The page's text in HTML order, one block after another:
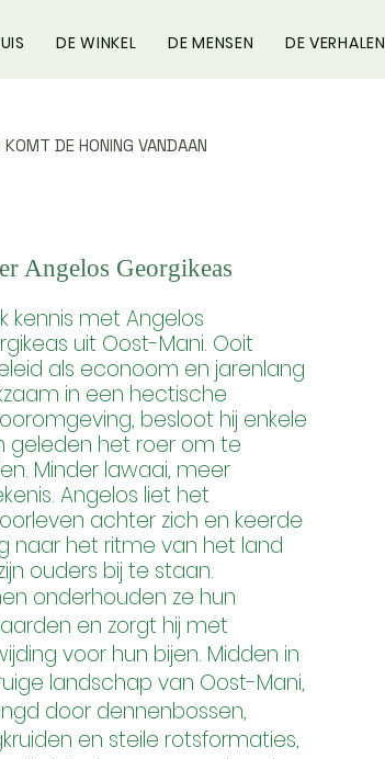
DE WINKEL DE MENSEN DE VERHALEN
KOMT DE HONING VANDAAN
Angelos Georgikeas
kennis met Angelos
uit Oost-Mani. Ooit
als econoom en jarenlang
in een hectische
besloot hij enkele
geleden het roer om te
Minder lawaai, meer
Angelos liet het
achter zich en keerde
naar het ritme van het land
ouders bij te staan.
onderhouden ze hun
en zorgt hij met
voor hun bijen. Midden in
landschap van Oost-Mani,
door dennenbossen,
en steile rotsformaties,